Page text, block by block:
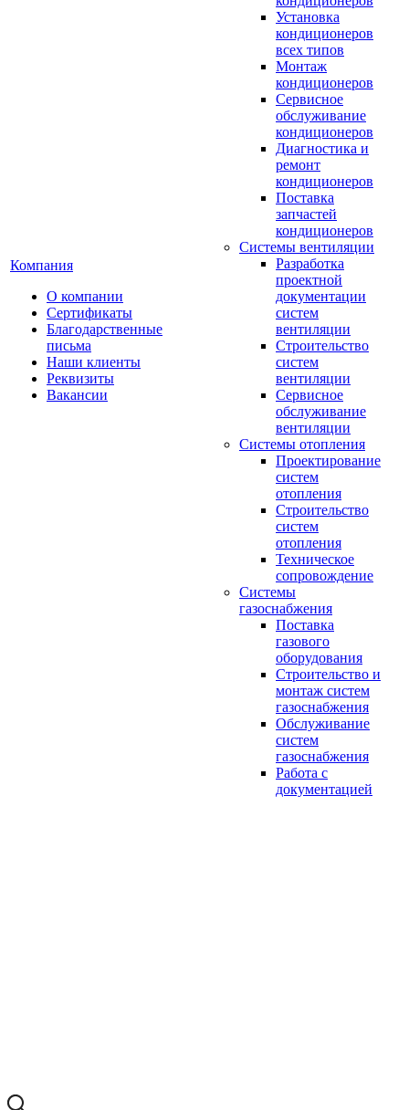
Компания
О компании
Сертификаты
Благодарственные
письма
Наши клиенты
Реквизиты
Вакансии
Установка
кондиционеров
всех типов
Монтаж
кондиционеров
Сервисное
обслуживание
кондиционеров
Диагностика и
ремонт
кондиционеров
Поставка
запчастей
кондиционеров
Системы вентиляции
Разработка
проектной
документации
систем
вентиляции
Строительство
систем
вентиляции
Сервисное
обслуживание
вентиляции
Системы отопления
Проектирование
систем
отопления
Строительство
систем
отопления
Техническое
сопровождение
Системы
газоснабжения
Поставка
газового
оборудования
Строительство и
монтаж систем
газоснабжения
Обслуживание
систем
газоснабжения
Работа с
документацией